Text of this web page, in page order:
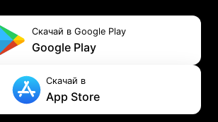
Скачай в Google Play
Google Play
Скачай в
App Store